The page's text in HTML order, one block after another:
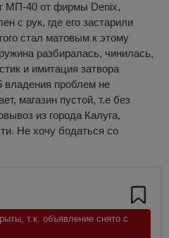
МП-40 от фирмы Denix,
с рук, где его застарили
стал матовым к этому
разбиралась, чинилась,
и имитация затвора
владения проблем не
магазин пустой, т.е без
из города Калуга,
Не хочу бодаться со
т.к. объявление снято с